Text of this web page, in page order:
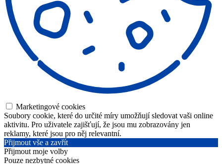
Marketingové cookies
Soubory cookie, které do určité míry umožňují sledovat vaši online
aktivitu. Pro uživatele zajišťují, že jsou mu zobrazovány jen
reklamy, které jsou pro něj relevantní.
Přijmout vše a zavřít
Přijmout moje volby
Pouze nezbytné cookies